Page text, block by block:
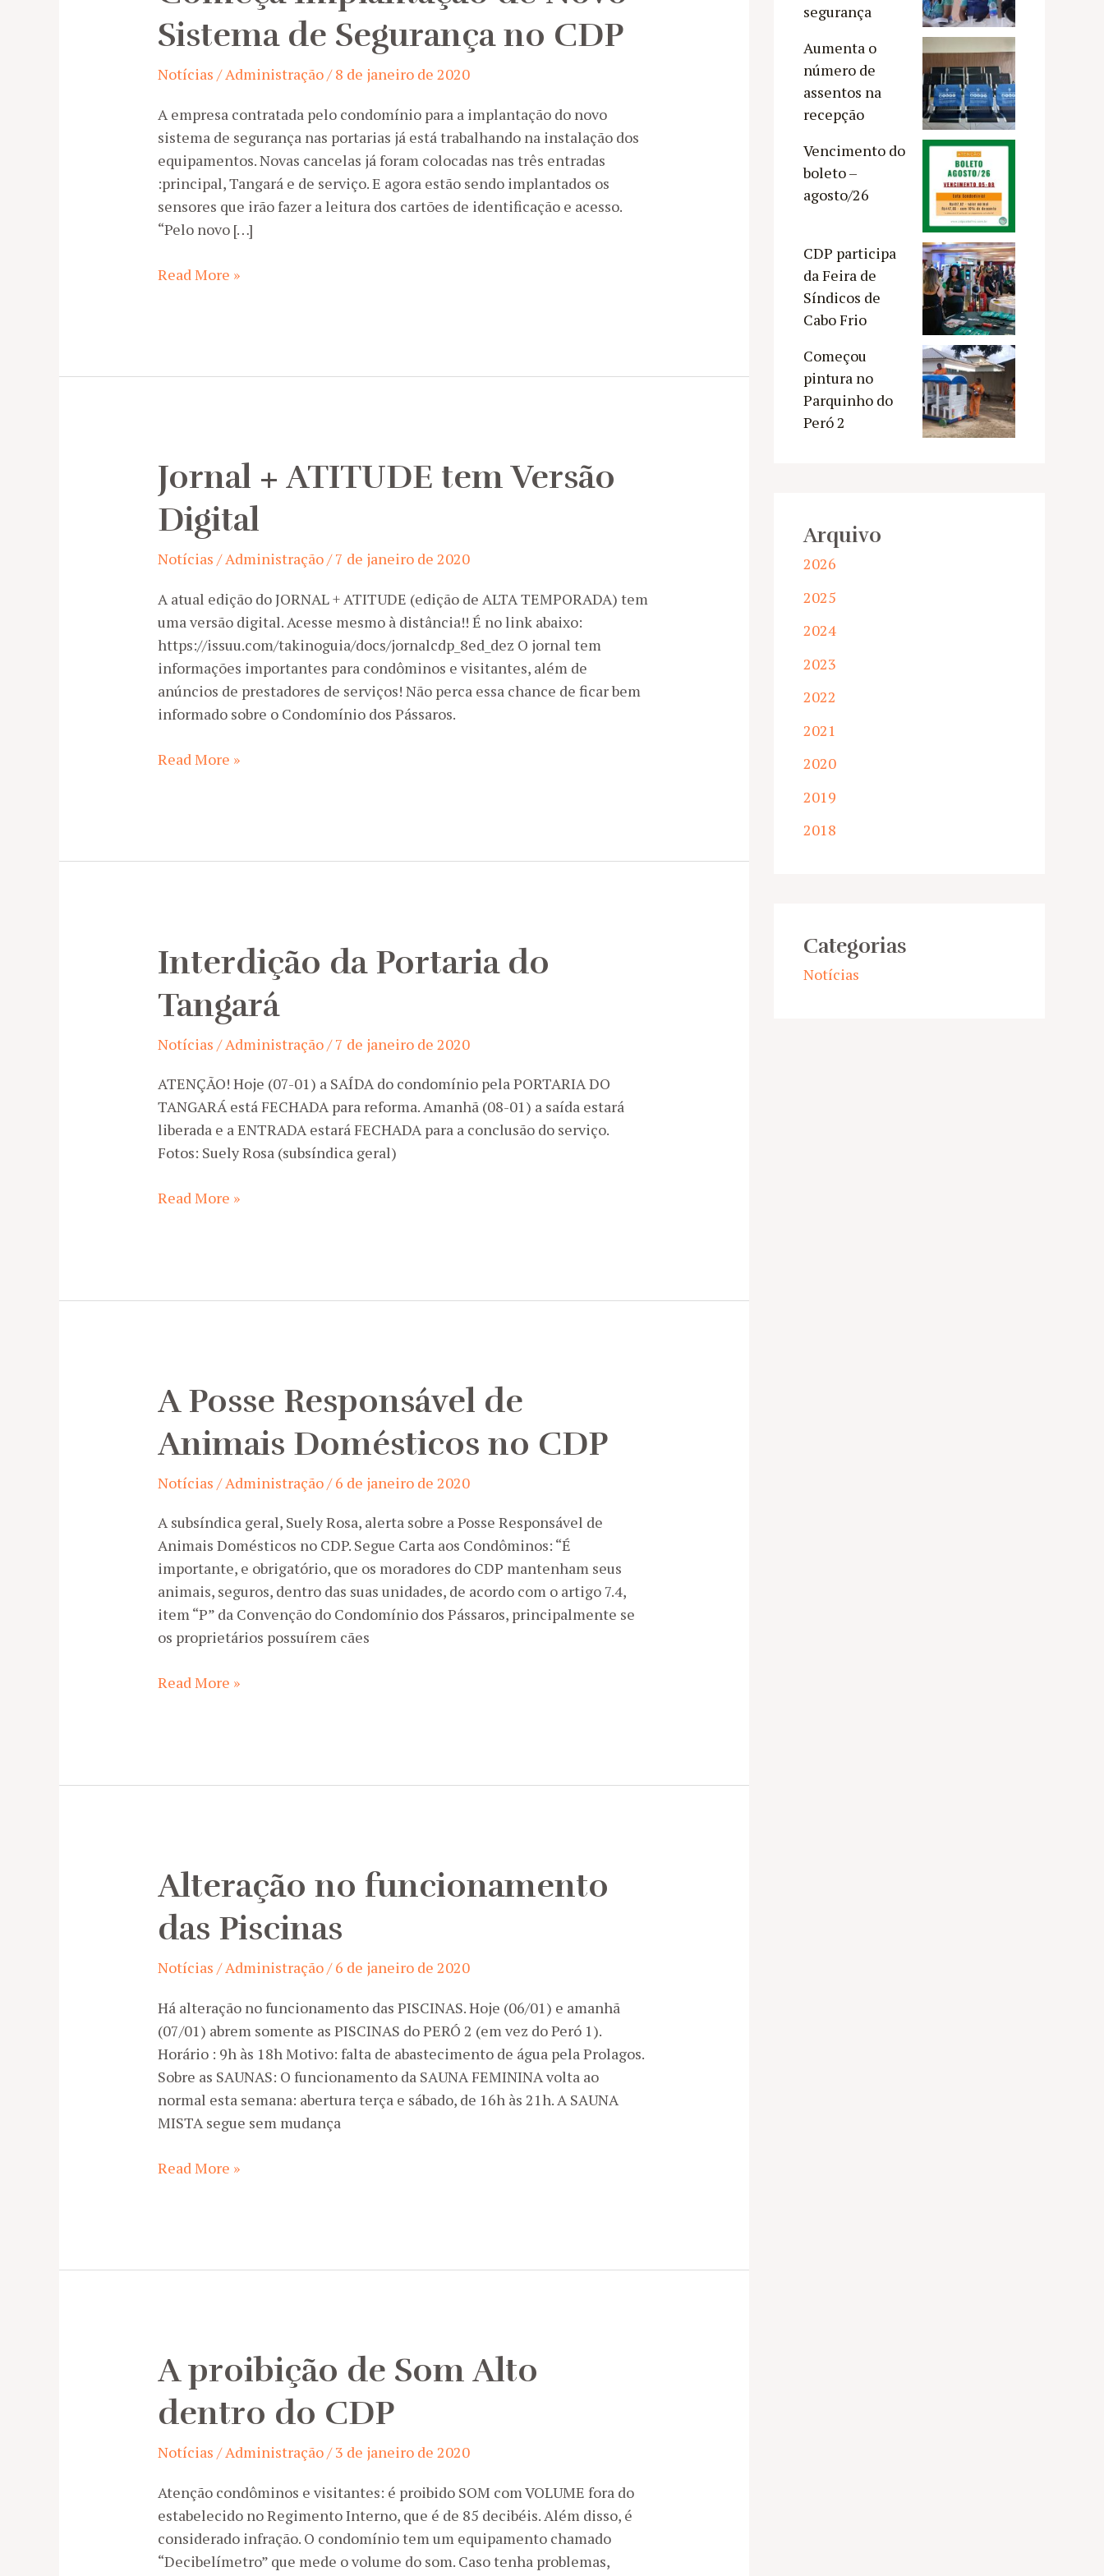
Sistema de Segurança no CDP
Notícias /Administração/8 de janeiro de 2020
A empresa contratada pelo condomínio para a implantação do novo
sistema de segurança nas portarias já está trabalhando na instalação dos
equipamentos. Novas cancelas já foram colocadas nas três entradas
:principal, Tangará e de serviço. E agora estão sendo implantados os
sensores que irão fazer a leitura dos cartões de identificação e acesso.
“Pelo novo […]
Começa
Read More »
Jornal + ATITUDE tem Versão
Digital
Notícias /Administração/7 de janeiro de 2020
A atual edição do JORNAL + ATITUDE (edição de ALTA TEMPORADA) tem
uma versão digital. Acesse mesmo à distância!! É no link abaixo:
https://issuu.com/takinoguia/docs/jornalcdp_8ed_dez O jornal tem
informações importantes para condôminos e visitantes, além de
anúncios de prestadores de serviços! Não perca essa chance de ficar bem
informado sobre o Condomínio dos Pássaros.
Jornal
Read More »
Interdição da Portaria do
Tangará
Notícias /Administração/7 de janeiro de 2020
ATENÇÃO! Hoje (07-01) a SAÍDA do condomínio pela PORTARIA DO
TANGARÁ está FECHADA para reforma. Amanhã (08-01) a saída estará
liberada e a ENTRADA estará FECHADA para a conclusão do serviço.
Fotos: Suely Rosa (subsíndica geral)
Interdição
Read More »
A Posse Responsável de
Animais Domésticos no CDP
Notícias /Administração/6 de janeiro de 2020
A subsíndica geral, Suely Rosa, alerta sobre a Posse Responsável de
Animais Domésticos no CDP. Segue Carta aos Condôminos: “É
importante, e obrigatório, que os moradores do CDP mantenham seus
animais, seguros, dentro das suas unidades, de acordo com o artigo 7.4,
item “P” da Convenção do Condomínio dos Pássaros, principalmente se
os proprietários possuírem cães
A
Read More »
Alteração no funcionamento
das Piscinas
Notícias /Administração/6 de janeiro de 2020
Há alteração no funcionamento das PISCINAS. Hoje (06/01) e amanhã
(07/01) abrem somente as PISCINAS do PERÓ 2 (em vez do Peró 1).
Horário : 9h às 18h Motivo: falta de abastecimento de água pela Prolagos.
Sobre as SAUNAS: O funcionamento da SAUNA FEMININA volta ao
normal esta semana: abertura terça e sábado, de 16h às 21h. A SAUNA
MISTA segue sem mudança
Alteração
Read More »
A proibição de Som Alto
dentro do CDP
Notícias /Administração/3 de janeiro de 2020
Atenção condôminos e visitantes: é proibido SOM com VOLUME fora do
estabelecido no Regimento Interno, que é de 85 decibéis. Além disso, é
considerado infração. O condomínio tem um equipamento chamado
“Decibelímetro” que mede o volume do som. Caso tenha problemas,
segurança
Aumenta o
número de
assentos na
recepção
Vencimento do
boleto –
agosto/26
CDP participa
da Feira de
Síndicos de
Cabo Frio
Começou
pintura no
Parquinho do
Peró 2
Arquivo
2026
2025
2024
2023
2022
2021
2020
2019
2018
Categorias
Notícias